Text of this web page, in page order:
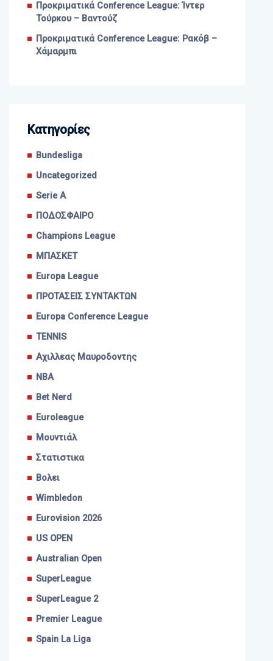
Προκριματικά Conference League: Ίντερ
Τούρκου – Βαντούζ
Προκριματικά Conference League: Ρακόβ –
Χάμαρμπι
Kατηγορίες
Bundesliga
Uncategorized
Serie A
ΠΟΔΟΣΦΑΙΡΟ
Champions League
ΜΠΑΣΚΕΤ
Europa League
ΠΡΟΤΑΣΕΙΣ ΣΥΝΤΑΚΤΩΝ
Europa Conference League
TENNIS
Αχιλλεας Μαυροδοντης
NBA
Bet Nerd
Euroleague
Μουντιάλ
Στατιστικα
Βολει
Wimbledon
Eurovision 2026
US OPEN
Australian Open
SuperLeague
SuperLeague 2
Premier League
Spain La Liga